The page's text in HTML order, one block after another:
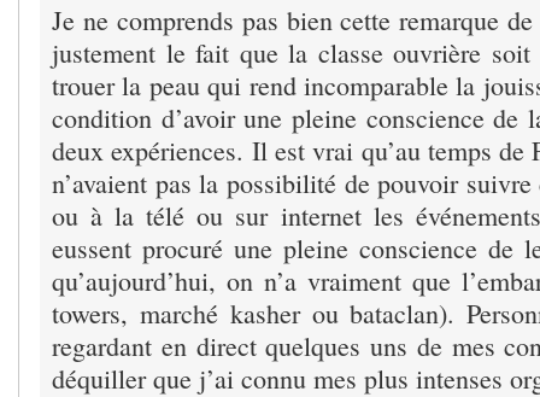
Je ne comprends pas bien cette remarque
justement le fait que la classe ouvrière
trouer la peau qui rend incomparable la
condition d’avoir une pleine conscience de
deux expériences. Il est vrai qu’au temps de
n’avaient pas la possibilité de pouvoir
ou à la télé ou sur internet les
eussent procuré une pleine conscience de
qu’aujourd’hui, on n’a vraiment que
towers, marché kasher ou bataclan).
regardant en direct quelques uns de mes
déquiller que j’ai connu mes plus intenses